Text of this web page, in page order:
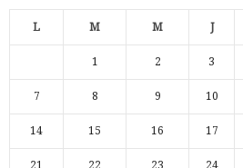
L M M J
1 2 3
7 8 9 10
14 15 16 17
21 22 23 24